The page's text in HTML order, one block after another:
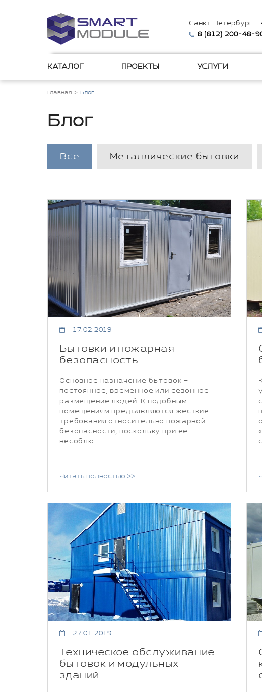
Санкт-Петербург
8 (812) 200-48-
КАТАЛОГ ПРОЕКТЫ УСЛУГИ
Главная Блог
Блог
Все Металлические бытовки
17.02.2019
Бытовки и пожарная
безопасность
Основное назначение бытовок –
постоянное, временное или сезонное
размещение людей. К подобным
помещениям предъявляются жесткие
требования относительно пожарной
безопасности, поскольку при ее
несоблю...
Читать полностью >>
27.01.2019
Техническое обслуживание
бытовок и модульных
зданий